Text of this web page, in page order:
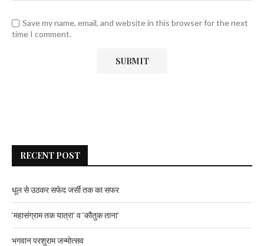
Save my name, email, and website in this browser for the next
time I comment.
RECENT POST
धूल से उठकर सफेद जर्सी तक का सफर
‘महासंग्राम तक यात्रा’ व ‘कौतुक ताना’
भगवान परशुराम जन्मोत्सव